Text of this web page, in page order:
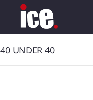
40 UNDER 40